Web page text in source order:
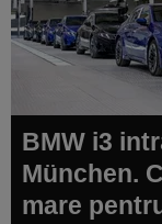
BMW i3
München.
mare